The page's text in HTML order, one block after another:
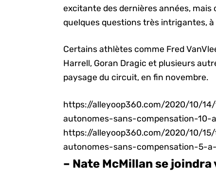
excitante des dernières années,
quelques questions très intrigantes,
Certains athlètes comme Fred
Harrell, Goran Dragic et plusieurs
paysage du circuit, en fin novembre.
https://alleyoop360.com/2020/10/
autonomes-sans-compensation-10-
https://alleyoop360.com/2020/10/
autonomes-sans-compensation-5-
– Nate McMillan se